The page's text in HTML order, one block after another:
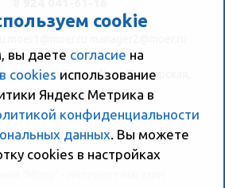
cookie
вы даете согласие на
cookies использование
Яндекс Метрика в
конфиденциальности
данных. Вы можете
сookies в настройках
154 (база "Космо") ул. Пионерская,
Склад компании Моер
"Моер" - интернет-магазин